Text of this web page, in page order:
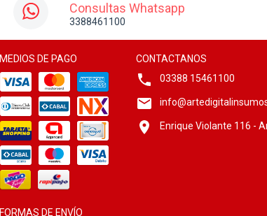
Consultas Whatsapp
3388461100
MEDIOS DE PAGO
FORMAS DE ENVÍO
CONTACTANOS
03388 15461100
Enrique Violante 116 -